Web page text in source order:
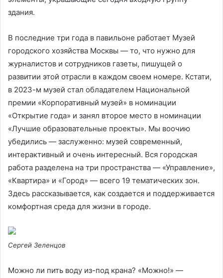
здания.
В последние три года в павильоне работает Музей
городского хозяйства Москвы — то, что нужно для
журналистов и сотрудников газеты, пишущей о
развитии этой отрасли в каждом своем номере. Кстати,
в 2023-м музей стал обладателем Национальной
премии «Корпоративный музей» в номинации
«Открытие года» и занял второе место в номинации
«Лучшие образовательные проекты». Мы воочию
убедились — заслуженно: музей современный,
интерактивный и очень интересный. Вся городская
работа разделена на три пространства — «Управление»,
«Квартира» и «Город» — всего 19 тематических зон.
Здесь рассказывается, как создается и поддерживается
комфортная среда для жизни в городе.
Сергей Зеленцов
Можно ли пить воду из-под крана? «Можно!» —